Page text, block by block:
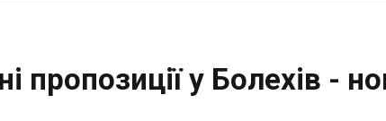
пропозиції у Болехів -